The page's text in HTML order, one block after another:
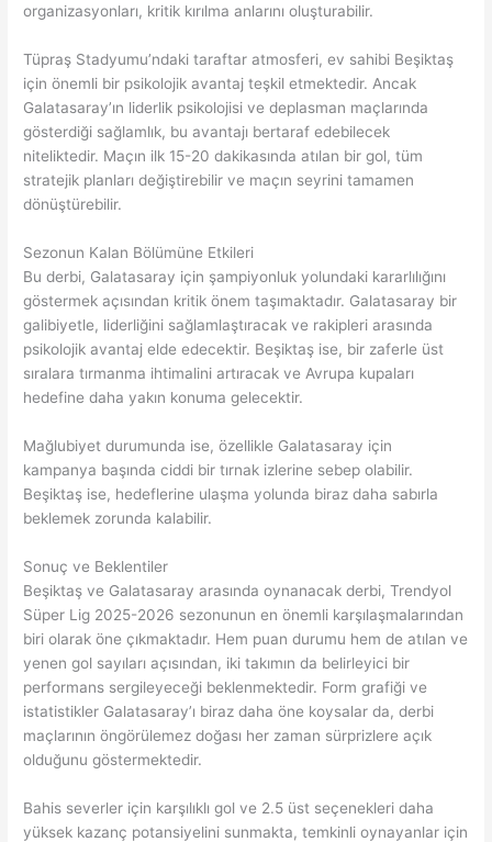
organizasyonları, kritik kırılma anlarını oluşturabilir.
Tüpraş Stadyumu’ndaki taraftar atmosferi, ev sahibi Beşiktaş
için önemli bir psikolojik avantaj teşkil etmektedir. Ancak
Galatasaray’ın liderlik psikolojisi ve deplasman maçlarında
gösterdiği sağlamlık, bu avantajı bertaraf edebilecek
niteliktedir. Maçın ilk 15-20 dakikasında atılan bir gol, tüm
stratejik planları değiştirebilir ve maçın seyrini tamamen
dönüştürebilir.
Sezonun Kalan Bölümüne Etkileri
Bu derbi, Galatasaray için şampiyonluk yolundaki kararlılığını
göstermek açısından kritik önem taşımaktadır. Galatasaray bir
galibiyetle, liderliğini sağlamlaştıracak ve rakipleri arasında
psikolojik avantaj elde edecektir. Beşiktaş ise, bir zaferle üst
sıralara tırmanma ihtimalini artıracak ve Avrupa kupaları
hedefine daha yakın konuma gelecektir.
Mağlubiyet durumunda ise, özellikle Galatasaray için
kampanya başında ciddi bir tırnak izlerine sebep olabilir.
Beşiktaş ise, hedeflerine ulaşma yolunda biraz daha sabırla
beklemek zorunda kalabilir.
Sonuç ve Beklentiler
Beşiktaş ve Galatasaray arasında oynanacak derbi, Trendyol
Süper Lig 2025-2026 sezonunun en önemli karşılaşmalarından
biri olarak öne çıkmaktadır. Hem puan durumu hem de atılan ve
yenen gol sayıları açısından, iki takımın da belirleyici bir
performans sergileyeceği beklenmektedir. Form grafiği ve
istatistikler Galatasaray’ı biraz daha öne koysalar da, derbi
maçlarının öngörülemez doğası her zaman sürprizlere açık
olduğunu göstermektedir.
Bahis severler için karşılıklı gol ve 2.5 üst seçenekleri daha
yüksek kazanç potansiyelini sunmakta, temkinli oynayanlar için